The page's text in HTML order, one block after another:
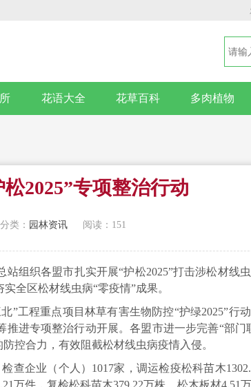
花语大全 花草百科 多肉植物
2025”专项整治行动
分类： 园林资讯 阅读：151
组织各盟市扎实开展“护松2025”打击涉松材线
全区松材线虫病“零疫情”成果。
”工程重点项目林草有害生物防控“护绿2025”行
进专项整治行动开展。各盟市进一步完善“部门
控合力，有效阻截松材线虫病疫情入侵。
查企业（个人）1017家，调运检疫松科苗木
万件，复检松科苗木379.22万株、松木板材4.51